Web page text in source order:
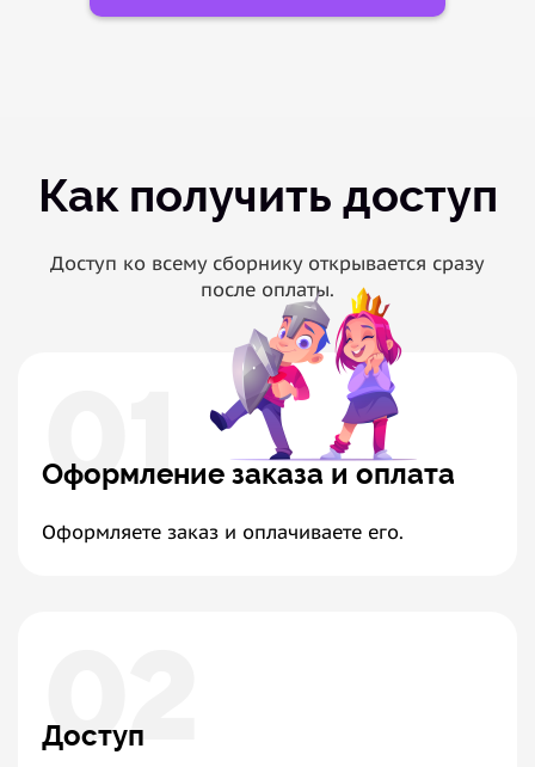
Как получить доступ
Доступ ко всему сборнику открывается сразу
после оплаты.
01
Оформление заказа и оплата
Оформляете заказ и оплачиваете его.
02
Доступ